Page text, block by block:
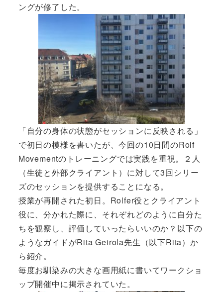
ングが修了した。
「自分の身体の状態がセッションに反映される 」
で初日の模様を書いたが、今回の10日間のRolf
Movementのトレーニングでは実践を重視。２人
（生徒と外部クライアント）に対して3回シリー
ズのセッションを提供することになる。
授業が再開された初日。Rolfer役とクライアント
役に、分かれた際に、それぞれどのように自分た
ちを観察し、評価していったらいいのか？以下の
ようなガイドがRita Geirola先生（以下Rita）か
ら紹介。
毎度お馴染みの大きな画用紙に書いてワークショ
ップ開催中に掲示されていた。